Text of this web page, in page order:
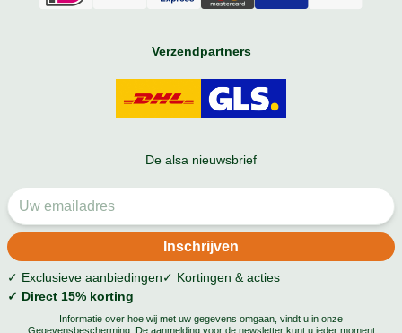
Verzendpartners
De alsa nieuwsbrief
✓ Exclusieve aanbiedingen✓ Kortingen & acties
✓ Direct 15% korting
Informatie over hoe wij met uw gegevens omgaan, vindt u in onze
Gegevensbescherming. De aanmelding voor de newsletter kunt u ieder moment